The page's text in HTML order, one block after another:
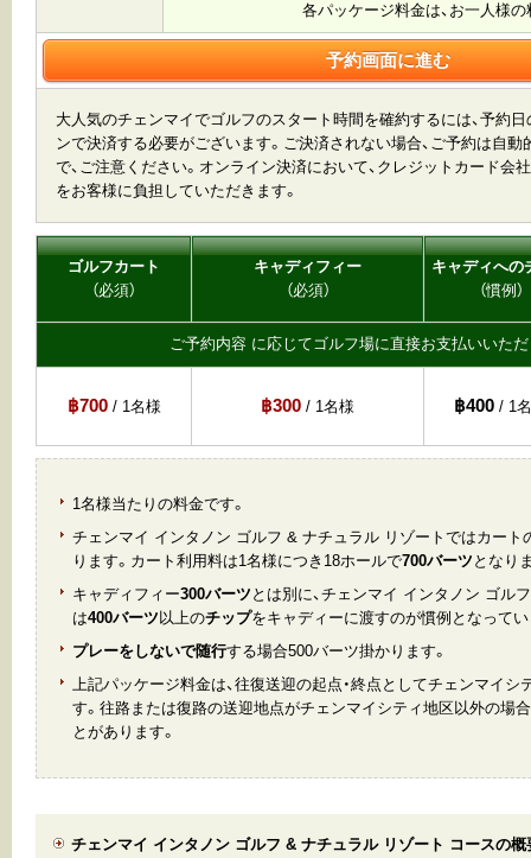
各パッケージ料金は、お一人様の
予約画面に進む
大人気のチェンマイでゴルフのスタート時間を確約するには、予約
ンで決済する必要がございます。ご決済されない場合、ご予約は自
で、ご注意ください。オンライン決済において、クレジットカード会
をお客様に負担していただきます。
ゴルフカート
（必須）
キャディフィー
（必須）
キャディへの
（慣例）
ご予約内容 に応じてゴルフ場に直接お支払いいた
฿700/ 1名様 ฿300 / 1名様 ฿400 / 1
1名様当たりの料金です。
チェンマイ インタノン ゴルフ & ナチュラル リゾートではカート
ります。カート利用料は1名様につき18ホールで700バーツ となり
キャディフィー300バーツ とは別に、チェンマイ インタノン ゴル
は400バーツ 以上のチップをキャディーに渡すのが慣例となってい
プレーをしないで随行する場合500バーツ掛かります。
上記パッケージ料金は、往復送迎の起点・終点としてチェンマイシ
す。往路または復路の送迎地点がチェンマイシティ地区以外の場
とがあります。
チェンマイ インタノン ゴルフ & ナチュラル リゾート コースの概